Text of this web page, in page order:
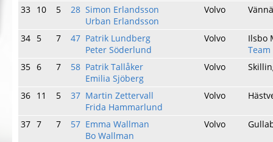
33 10 5 28 Simon Erlandsson
Urban Erlandsson
Volvo
34 5 7 47 Patrik Lundberg
Peter Söderlund
Volvo
Ilsbo
Team
35 6 7 58 Patrik Tallåker
Emilia Sjöberg
Volvo
36 11 5 37 Martin Zettervall
Frida Hammarlund
Volvo
37 7 7 57 Emma Wallman
Bo Wallman
Volvo